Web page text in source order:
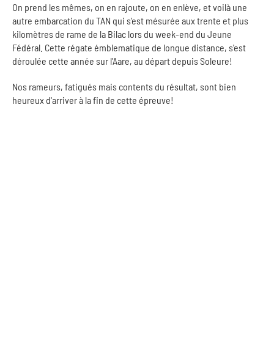
On prend les mêmes, on en rajoute, on en enlève, et voilà une
autre embarcation du TAN qui s'est mésurée aux trente et plus
kilomètres de rame de la Bilac lors du week-end du Jeune
Fédéral. Cette régate émblematique de longue distance, s'est
déroulée cette année sur l'Aare, au départ depuis Soleure!
Nos rameurs, fatigués mais contents du résultat, sont bien
heureux d'arriver à la fin de cette épreuve!